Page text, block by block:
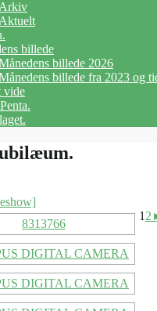
Arkiv
Aktuelt
billede
billede 2026
billede fra 2023 og
vide
1 2